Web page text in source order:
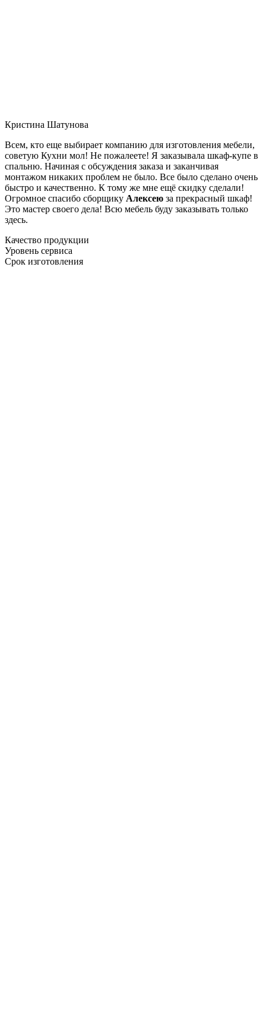
Кристина Шатунова
Всем, кто еще выбирает компанию для изготовления мебели,
советую Кухни мол! Не пожалеете! Я заказывала шкаф-купе в
спальню. Начиная с обсуждения заказа и заканчивая
монтажом никаких проблем не было. Все было сделано очень
быстро и качественно. К тому же мне ещё скидку сделали!
Огромное спасибо сборщику Алексею за прекрасный шкаф!
Это мастер своего дела! Всю мебель буду заказывать только
здесь.
Качество продукции
Уровень сервиса
Срок изготовления